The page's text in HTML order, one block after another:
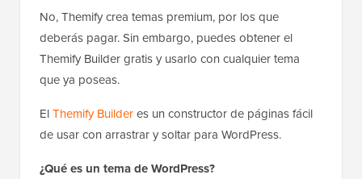
No, Themify crea temas premium, por los que
deberás pagar. Sin embargo, puedes obtener el
Themify Builder gratis y usarlo con cualquier tema
que ya poseas.
ElThemify Builderes un constructor de páginas fácil
de usar con arrastrar y soltar para WordPress.
¿Qué es un tema de WordPress?